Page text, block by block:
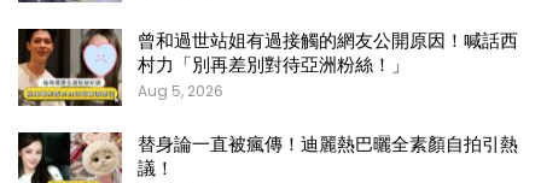
曾和過世站姐有過接觸的網友公開原因！喊話西
村力「別再差別對待亞洲粉絲！」
Aug 5, 2026
替身論一直被瘋傳！迪麗熱巴曬全素顏自拍引熱
議！